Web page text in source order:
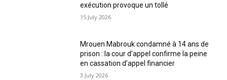
exécution provoque un tollé
15 July 2026
Mrouen Mabrouk condamné à 14 ans de
prison : la cour d’appel confirme la peine
en cassation d’appel financier
3 July 2026